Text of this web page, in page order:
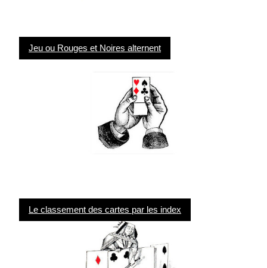
Jeu ou Rouges et Noires alternent
Le classement des cartes par les index